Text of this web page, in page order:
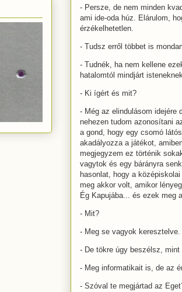
- Persze, de nem minden
ami ide-oda húz. Elárulom,
érzékelhetetlen.
- Tudsz erről többet is
- Tudnék, ha nem kellene
hatalomtól mindjárt
- Ki ígért és mit?
- Még az elindulásom idejére
nehezen tudom azonosítani
a gond, hogy egy csomó
akadályozza a játékot,
megjegyzem ez történik
vagytok és egy bárányra
hasonlat, hogy a
meg akkor volt, amikor
Ég Kapujába... és ezek meg
- Mit?
- Meg se vagyok keresztelve.
- De tökre úgy beszélsz,
- Meg informatikait is, de az
- Szóval te megjártad az